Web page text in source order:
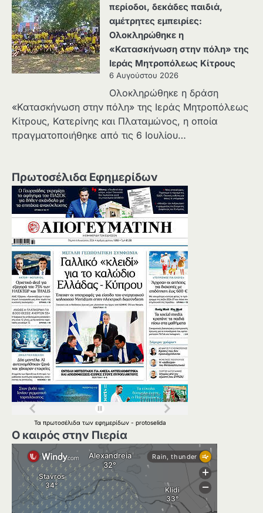
περίοδοι, δεκάδες παιδιά,
αμέτρητες εμπειρίες:
Ολοκληρώθηκε η
«Κατασκήνωση στην πόλη» της
Ιεράς Μητροπόλεως Κίτρους
6 Αυγούστου 2026
Ολοκληρώθηκε η δράση
«Κατασκήνωση στην πόλη» της Ιεράς Μητροπόλεως
Κίτρους, Κατερίνης και Πλαταμώνος, η οποία
πραγματοποιήθηκε από τις 6 Ιουλίου…
Πρωτοσέλιδα Εφημερίδων
Τα πρωτοσέλιδα των εφημερίδων - protoselida
Ο καιρός στην Πιερία